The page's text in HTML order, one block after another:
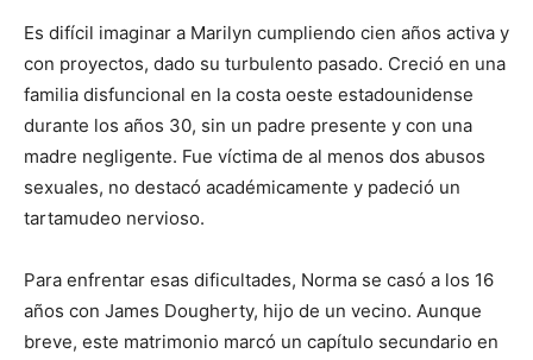
Es difícil imaginar a Marilyn cumpliendo cien años activa y
con proyectos, dado su turbulento pasado. Creció en una
familia disfuncional en la costa oeste estadounidense
durante los años 30, sin un padre presente y con una
madre negligente. Fue víctima de al menos dos abusos
sexuales, no destacó académicamente y padeció un
tartamudeo nervioso.
Para enfrentar esas dificultades, Norma se casó a los 16
años con James Dougherty, hijo de un vecino. Aunque
breve, este matrimonio marcó un capítulo secundario en